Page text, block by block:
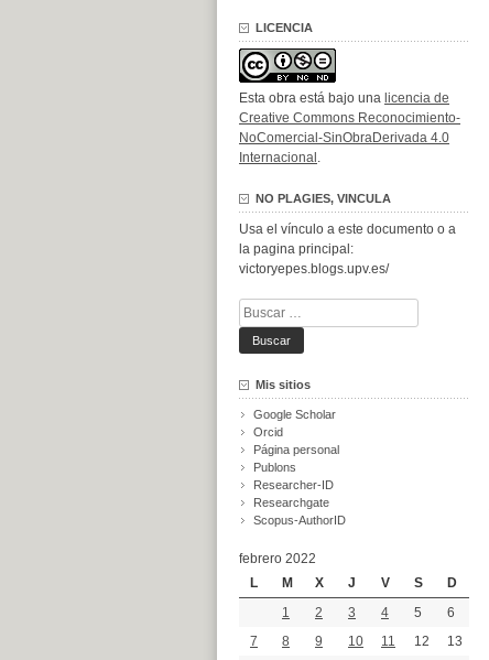
LICENCIA
Esta obra está bajo una licencia de
Creative Commons Reconocimiento-
NoComercial-SinObraDerivada 4.0
Internacional .
NO PLAGIES, VINCULA
Usa el vínculo a este documento o a
la pagina principal:
victoryepes.blogs.upv.es/
Buscar:
Mis sitios
Google Scholar
Orcid
Página personal
Publons
Researcher-ID
Researchgate
Scopus-AuthorID
febrero 2022
L
M X J V S
D
1
2 3 4 5
6
7
8 9 10 11 12
13